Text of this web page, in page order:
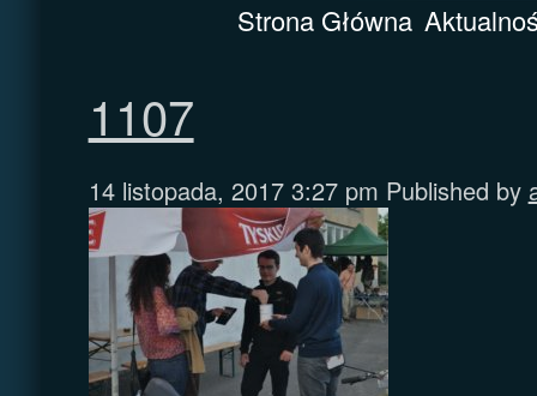
Strona Główna
1107
14 listopada, 2017 3:27 pm Published by